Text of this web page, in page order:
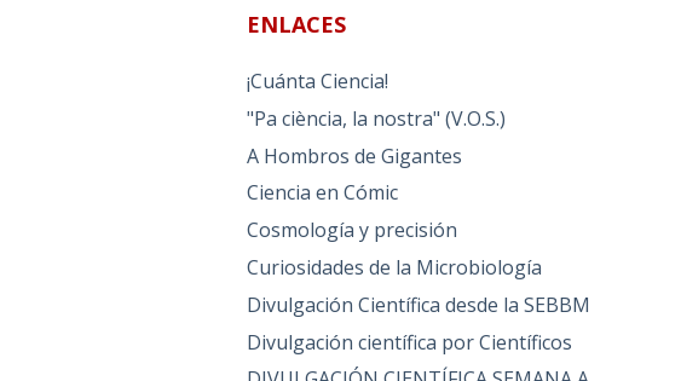
ENLACES
¡Cuánta Ciencia!
"Pa ciència, la nostra" (V.O.S.)
A Hombros de Gigantes
Ciencia en Cómic
Cosmología y precisión
Curiosidades de la Microbiología
Divulgación Científica desde la SEBBM
Divulgación científica por Científicos